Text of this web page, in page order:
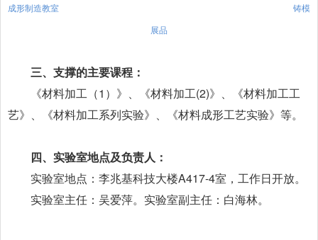
成形制造教室 铸模
展品
三、支撑的主要课程：
《材料加工（1）》、《材料加工(2)》、《材料加工工
艺》、《材料加工系列实验》、《材料成形工艺实验》等。
四、实验室地点及负责人：
实验室地点：李兆基科技大楼A417-4室，工作日开放。
实验室主任：吴爱萍。实验室副主任：白海林。